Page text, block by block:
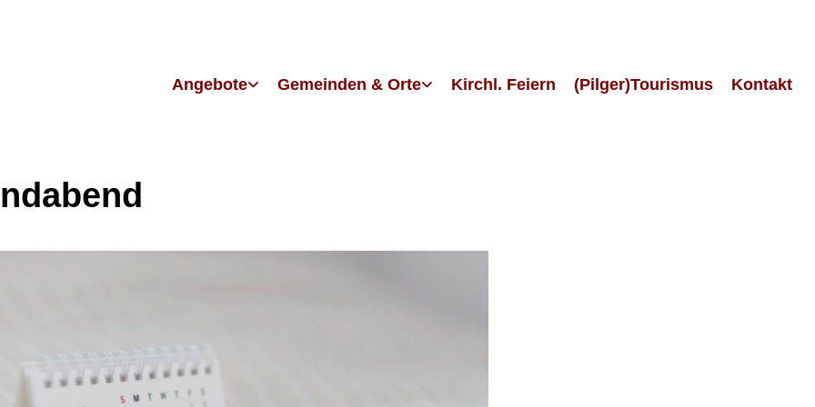
Angebote Gemeinden & Orte Kirchl. Feiern (Pilger)Tourismus Kontakt